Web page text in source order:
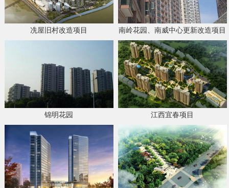
冼屋旧村改造项目 南岭花园、南威中心更新改造项目
锦明花园 江西宜春项目